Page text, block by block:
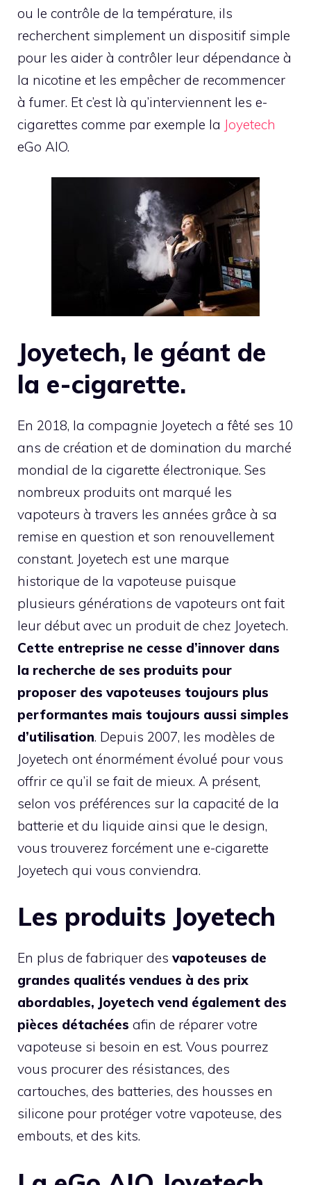
ou le contrôle de la température, ils
recherchent simplement un dispositif simple
pour les aider à contrôler leur dépendance à
la nicotine et les empêcher de recommencer
à fumer. Et c’est là qu’interviennent les e-
cigarettes comme par exemple la Joyetech
eGo AIO.
Joyetech, le géant de
la e-cigarette.
En 2018, la compagnie Joyetech a fêté ses 10
ans de création et de domination du marché
mondial de la cigarette électronique. Ses
nombreux produits ont marqué les
vapoteurs à travers les années grâce à sa
remise en question et son renouvellement
constant. Joyetech est une marque
historique de la vapoteuse puisque
plusieurs générations de vapoteurs ont fait
leur début avec un produit de chez Joyetech.
Cette entreprise ne cesse d’innover dans
la recherche de ses produits pour
proposer des vapoteuses toujours plus
performantes mais toujours aussi simples
d’utilisation. Depuis 2007, les modèles de
Joyetech ont énormément évolué pour vous
offrir ce qu’il se fait de mieux. A présent,
selon vos préférences sur la capacité de la
batterie et du liquide ainsi que le design,
vous trouverez forcément une e-cigarette
Joyetech qui vous conviendra.
Les produits Joyetech
En plus de fabriquer des vapoteuses de
grandes qualités vendues à des prix
abordables, Joyetech vend également des
pièces détachées afin de réparer votre
vapoteuse si besoin en est. Vous pourrez
vous procurer des résistances, des
cartouches, des batteries, des housses en
silicone pour protéger votre vapoteuse, des
embouts, et des kits.